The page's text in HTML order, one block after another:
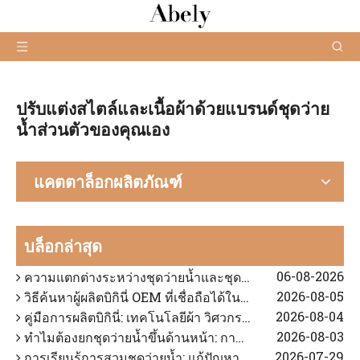
ปรับแต่งสไตล์และเนื้อผ้าด้วยแบรนด์ชุดว่าย
น้ำส่วนตัวของคุณเอง
แคตตาล็อกผลิตภัณฑ์
บล็อกล่าสุด
วิธีการออกแบบเสื้อบิกินี่ที่ใส่สบายและรองรับได้ดี
วิธีการเริ่มต้นแบรนด์ชุดว่ายน้ำฉลากส่วนตัว
ความแตกต่างระหว่างชุดว่ายน้ำและชุดชายหาดคืออะไร?
06-08-2026
วิธีค้นหาผู้ผลิตบิกินี่ OEM ที่เชื่อถือได้ในประเทศจีน
2026-08-05
คู่มือการผลิตบิกินี่: เทคโนโลยีผ้า วิศวกรรมความพอดี และการควบคุมคุณภาพ OEM
2026-08-04
ทำไมต้องยกชุดว่ายน้ำขึ้นด้านหน้า: การวินิจฉัยความพอดีโดยผู้เชี่ยวชาญและโซลูชัน OEM
2026-08-03
การเรียนรู้การสวมชุดว่ายน้ำ: แก้ปัญหาการเลื่อนหลุดของสายรัดและการขุดไหล่
2026-07-29